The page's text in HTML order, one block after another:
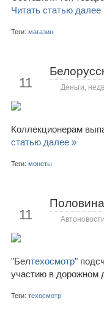
Читать статью далее
Теги: магазин
11 Деньги,
Коллекционерам
статью далее »
Теги: монеты
11 Автоновости
"Белтехосмотр"
участию в дорожном
Теги: техосмотр